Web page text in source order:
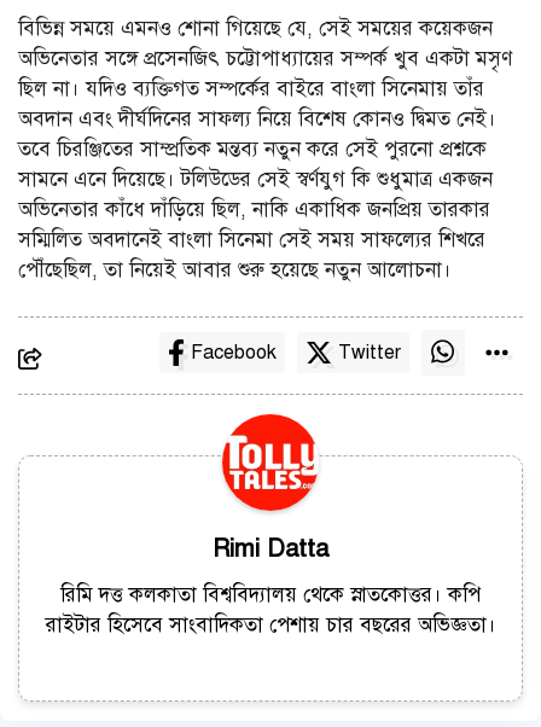
বিভিন্ন সময়ে এমনও শোনা গিয়েছে যে, সেই সময়ের কয়েকজন
অভিনেতার সঙ্গে প্রসেনজিৎ চট্টোপাধ্যায়ের সম্পর্ক খুব একটা মসৃণ
ছিল না। যদিও ব্যক্তিগত সম্পর্কের বাইরে বাংলা সিনেমায় তাঁর
অবদান এবং দীর্ঘদিনের সাফল্য নিয়ে বিশেষ কোনও দ্বিমত নেই।
তবে চিরঞ্জিতের সাম্প্রতিক মন্তব্য নতুন করে সেই পুরনো প্রশ্নকে
সামনে এনে দিয়েছে। টলিউডের সেই স্বর্ণযুগ কি শুধুমাত্র একজন
অভিনেতার কাঁধে দাঁড়িয়ে ছিল, নাকি একাধিক জনপ্রিয় তারকার
সম্মিলিত অবদানেই বাংলা সিনেমা সেই সময় সাফল্যের শিখরে
পৌঁছেছিল, তা নিয়েই আবার শুরু হয়েছে নতুন আলোচনা।
Facebook Twitter
Rimi Datta
রিমি দত্ত কলকাতা বিশ্ববিদ্যালয় থেকে স্নাতকোত্তর। কপি
রাইটার হিসেবে সাংবাদিকতা পেশায় চার বছরের অভিজ্ঞতা।